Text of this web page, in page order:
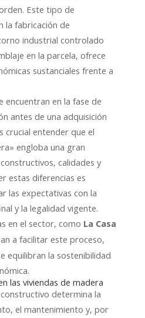
Este tipo de
la fabricación de
industrial controlado
en la parcela, ofrece
sustanciales frente a
encuentran en la fase de
antes de una adquisición
crucial entender que el
engloba una gran
calidades y
estas diferencias es
las expectativas con la
y la legalidad vigente.
en el sector, como La Casa
a facilitar este proceso,
equilibran la sostenibilidad
las viviendas de madera
determina la
el mantenimiento y, por